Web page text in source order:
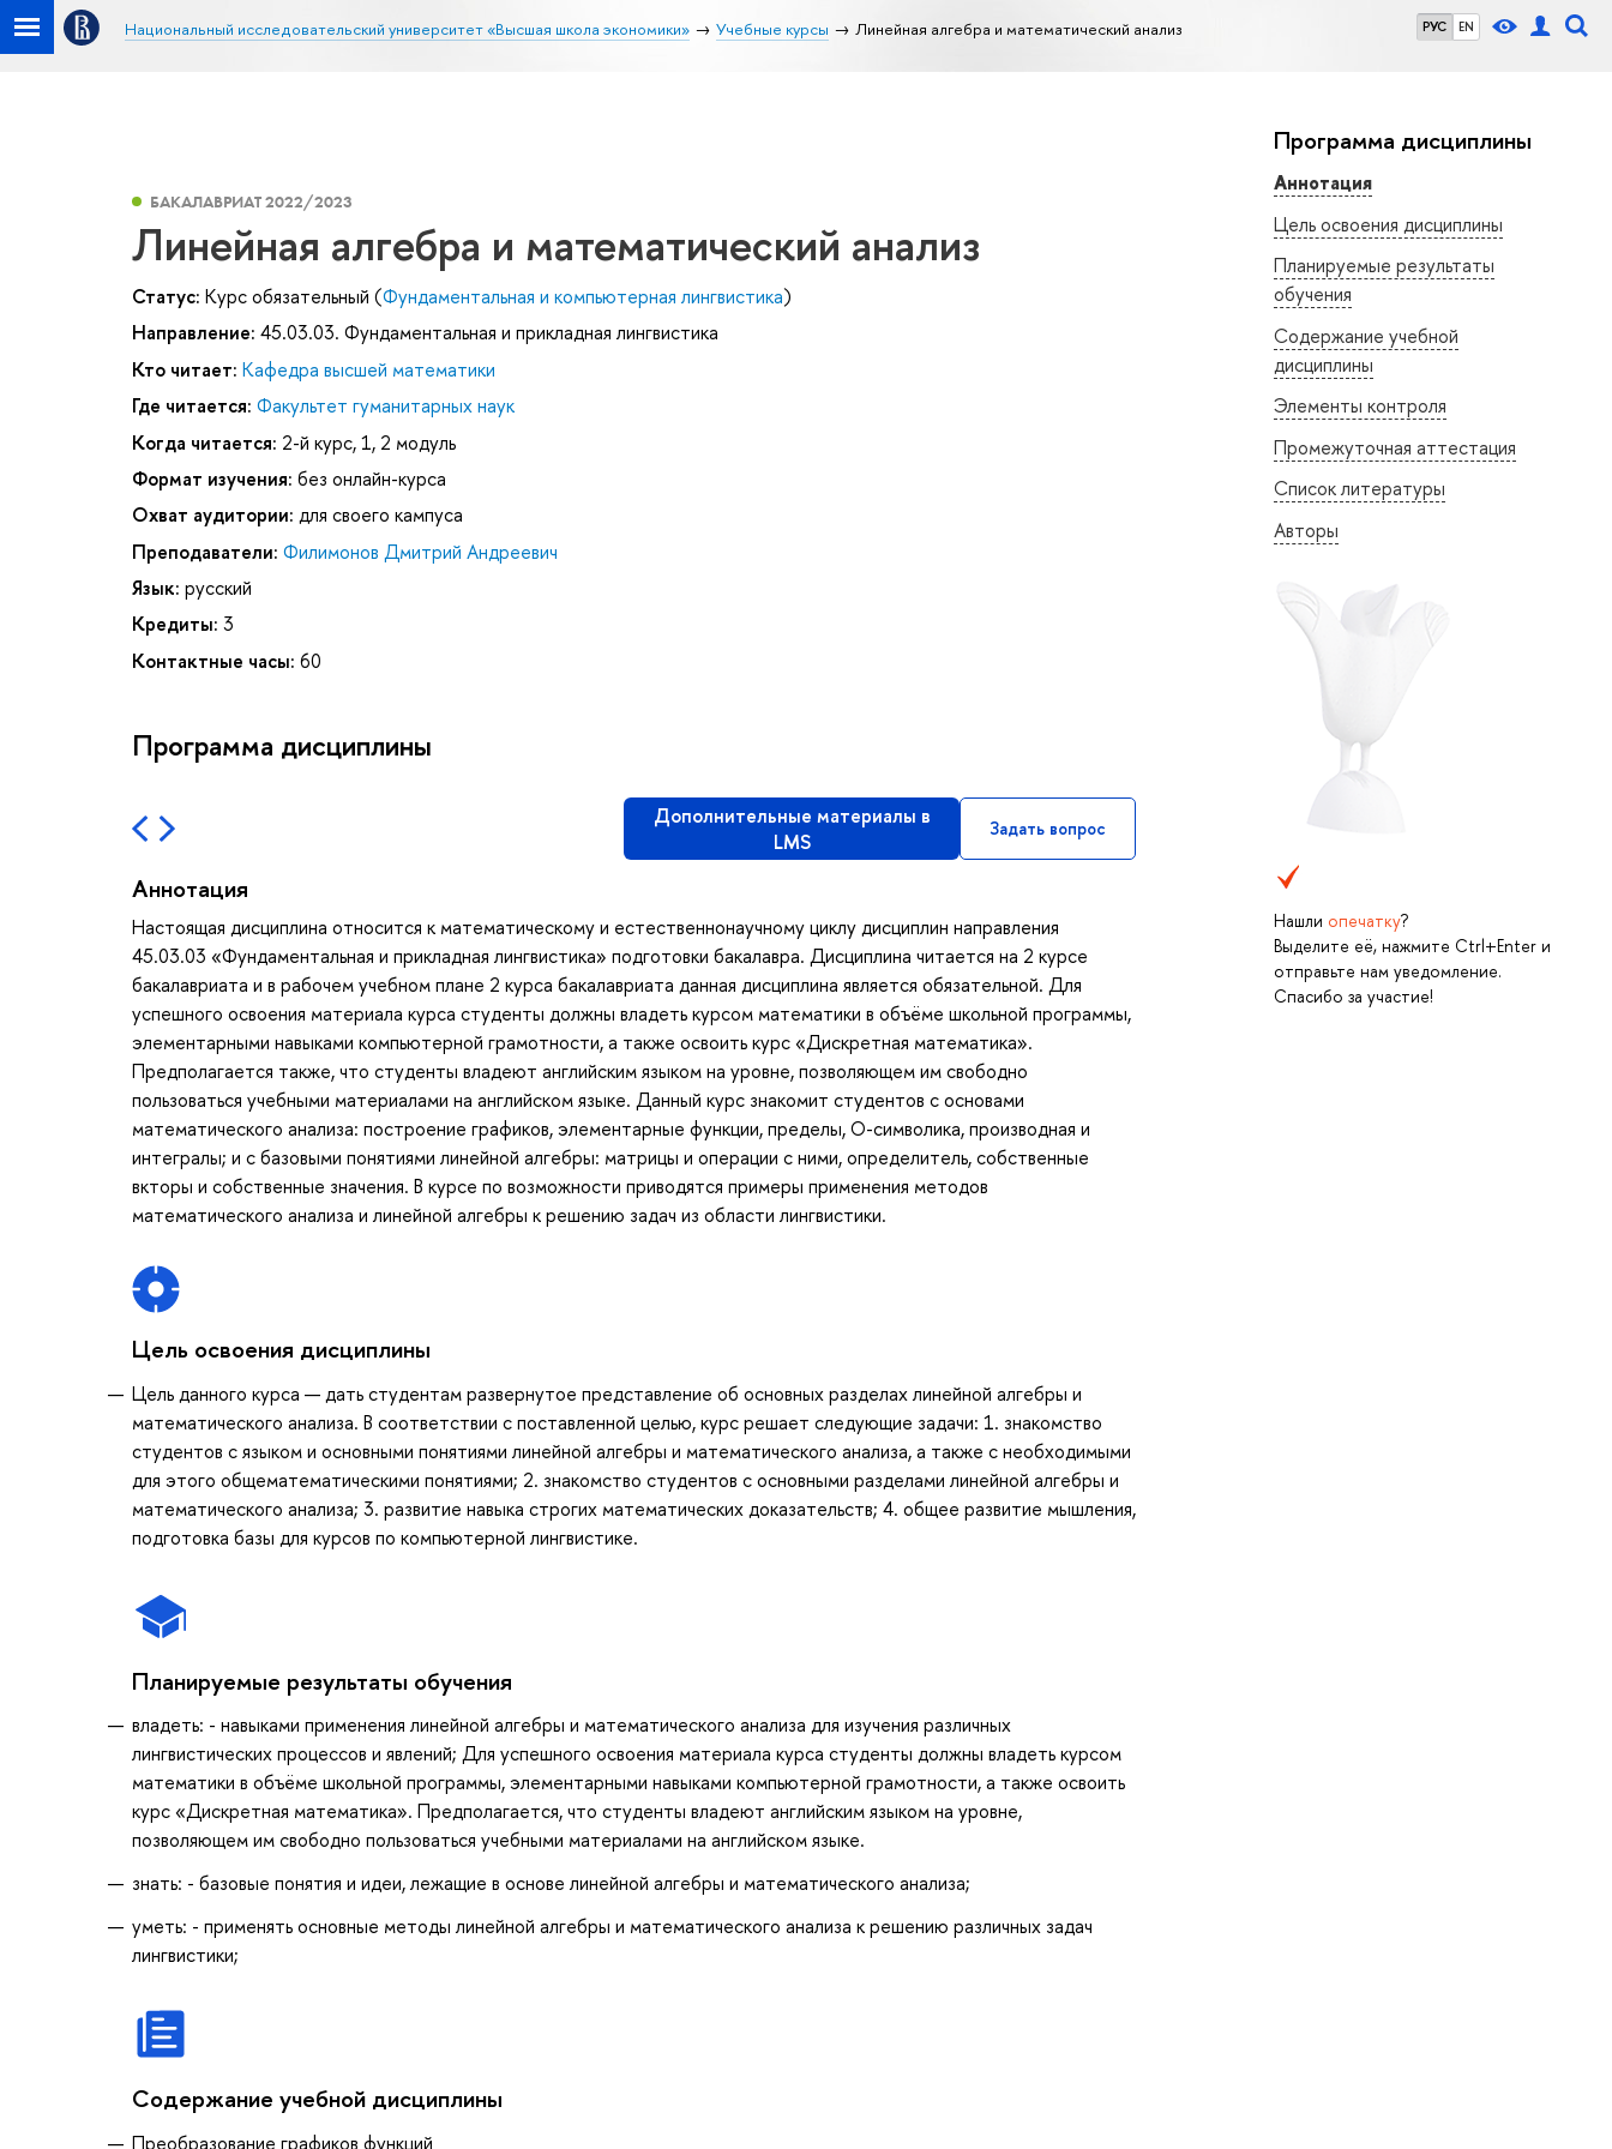
РУС EN
Национальный исследовательский университет «Высшая школа экономики» Учебные курсы Линейная алгебра и математический анализ
Программа дисциплины
Аннотация
Цель освоения дисциплины
Планируемые результаты
обучения
Содержание учебной
дисциплины
Элементы контроля
Промежуточная аттестация
Список литературы
Авторы
Нашли опечатку?
Выделите её, нажмите Ctrl+Enter и
отправьте нам уведомление.
Спасибо за участие!
БАКАЛАВРИАТ 2022/2023
Линейная алгебра и математический анализ
Статус: Курс обязательный (Фундаментальная и компьютерная лингвистика)
Направление: 45.03.03. Фундаментальная и прикладная лингвистика
Кто читает: Кафедра высшей математики
Где читается: Факультет гуманитарных наук
Когда читается: 2-й курс, 1, 2 модуль
Формат изучения: без онлайн-курса
Охват аудитории: для своего кампуса
Преподаватели: Филимонов Дмитрий Андреевич
Язык: русский
Кредиты: 3
Контактные часы: 60
Программа дисциплины
Дополнительные материалы в
LMS
Задать вопрос
Аннотация
Настоящая дисциплина относится к математическому и естественнонаучному циклу дисциплин направления
45.03.03 «Фундаментальная и прикладная лингвистика» подготовки бакалавра. Дисциплина читается на 2 курсе
бакалавриата и в рабочем учебном плане 2 курса бакалавриата данная дисциплина является обязательной. Для
успешного освоения материала курса студенты должны владеть курсом математики в объёме школьной программы,
элементарными навыками компьютерной грамотности, а также освоить курс «Дискретная математика».
Предполагается также, что студенты владеют английским языком на уровне, позволяющем им свободно
пользоваться учебными материалами на английском языке. Данный курс знакомит студентов с основами
математического анализа: построение графиков, элементарные функции, пределы, О-символика, производная и
интегралы; и с базовыми понятиями линейной алгебры: матрицы и операции с ними, определитель, собственные
вкторы и собственные значения. В курсе по возможности приводятся примеры применения методов
математического анализа и линейной алгебры к решению задач из области лингвистики.
Цель освоения дисциплины
Цель данного курса — дать студентам развернутое представление об основных разделах линейной алгебры и
математического анализа. В соответствии с поставленной целью, курс решает следующие задачи: 1. знакомство
студентов с языком и основными понятиями линейной алгебры и математического анализа, а также с необходимыми
для этого общематематическими понятиями; 2. знакомство студентов с основными разделами линейной алгебры и
математического анализа; 3. развитие навыка строгих математических доказательств; 4. общее развитие мышления,
подготовка базы для курсов по компьютерной лингвистике.
Планируемые результаты обучения
владеть: - навыками применения линейной алгебры и математического анализа для изучения различных
лингвистических процессов и явлений; Для успешного освоения материала курса студенты должны владеть курсом
математики в объёме школьной программы, элементарными навыками компьютерной грамотности, а также освоить
курс «Дискретная математика». Предполагается, что студенты владеют английским языком на уровне,
позволяющем им свободно пользоваться учебными материалами на английском языке.
знать: - базовые понятия и идеи, лежащие в основе линейной алгебры и математического анализа;
уметь: - применять основные методы линейной алгебры и математического анализа к решению различных задач
лингвистики;
Содержание учебной дисциплины
Преобразование графиков функций